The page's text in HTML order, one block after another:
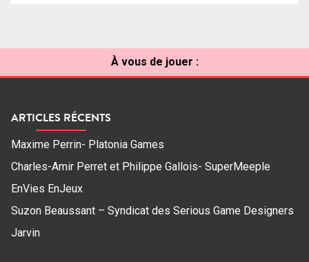
À vous de jouer :
ARTICLES RÉCENTS
Maxime Perrin- Platonia Games
Charles-Amir Perret et Philippe Gallois- SuperMeeple
EnVies EnJeux
Suzon Beaussant – Syndicat des Serious Game Designers
Jarvin